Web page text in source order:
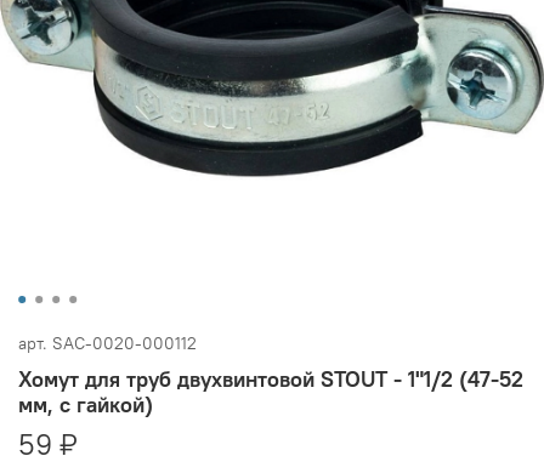
арт. SAC-0020-000112
Хомут для труб двухвинтовой STOUT - 1"1/2 (47-52
мм, с гайкой)
59 ₽